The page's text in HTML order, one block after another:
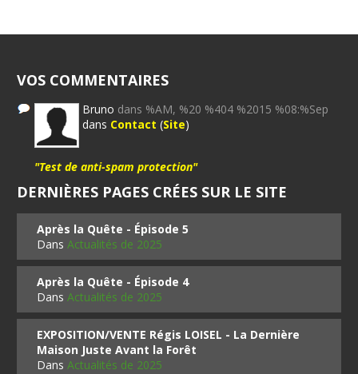
VOS COMMENTAIRES
Bruno dans %AM, %20 %404 %2015 %08:%Sep
dans Contact (Site)
"Test de anti-spam protection"
DERNIÈRES PAGES CRÉES SUR LE SITE
Après la Quête - Épisode 5
DansActualités de 2025
Après la Quête - Épisode 4
DansActualités de 2025
EXPOSITION/VENTE Régis LOISEL - La Dernière
Maison Juste Avant la Forêt
DansActualités de 2025